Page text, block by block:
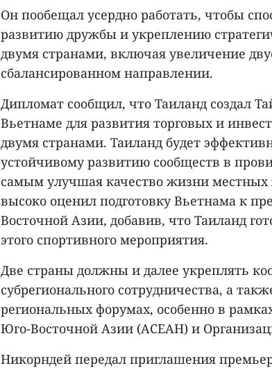
Он пообещал усердно работать, чтобы
развитию дружбы и укреплению
двумя странами, включая увеличение
сбалансированном направлении.
Дипломат сообщил, что Таиланд создал
Вьетнаме для развития торговых и
двумя странами. Таиланд будет
устойчивому развитию сообществ в
самым улучшая качество жизни
высоко оценил подготовку Вьетнама к
Восточной Азии, добавив, что Таиланд
этого спортивного мероприятия.
Две страны должны и далее укреплять
субрегионального сотрудничества, а
региональных форумах, особенно в
Юго-Восточной Азии (АСЕАН) и
Никорндей передал приглашения